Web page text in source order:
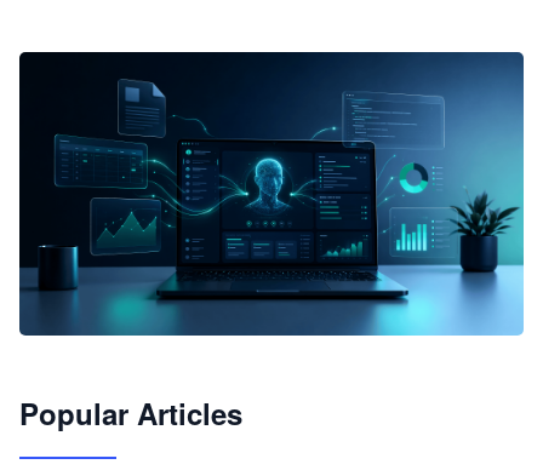
JimoClaw 桌面 AI Agent 工作台
Popular Articles